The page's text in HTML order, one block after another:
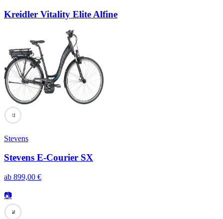
Kreidler Vitality Elite Alfine
77
Stevens
Stevens E-Courier SX
ab 899,00 €
📷
76